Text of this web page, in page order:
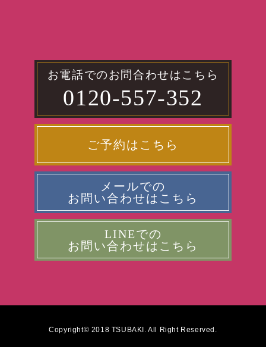
お電話でのお問合わせはこちら
0120-557-352
ご予約はこちら
メールでの
お問い合わせはこちら
LINEでの
お問い合わせはこちら
Copyright© 2018 TSUBAKI. All Right Reserved.